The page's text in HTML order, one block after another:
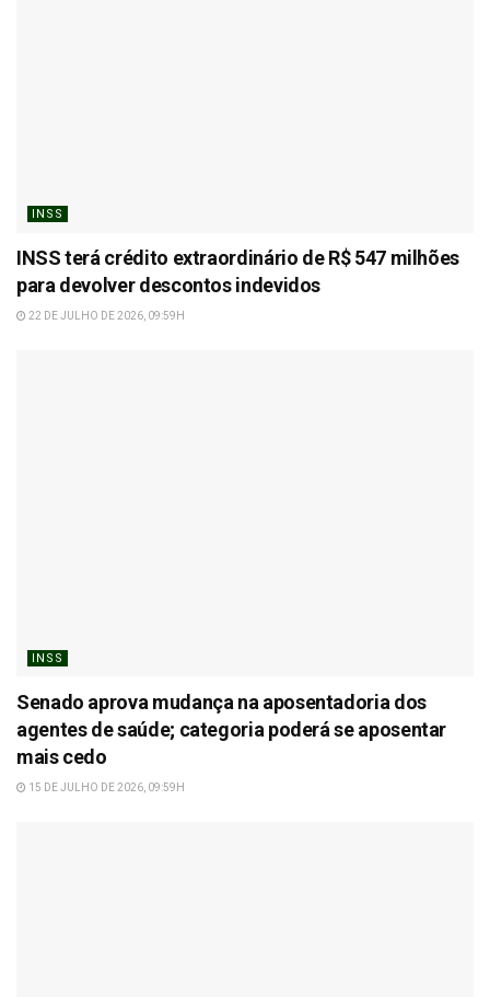
INSS
INSS terá crédito extraordinário de R$ 547 milhões
para devolver descontos indevidos
22 DE JULHO DE 2026, 09:59H
INSS
Senado aprova mudança na aposentadoria dos
agentes de saúde; categoria poderá se aposentar
mais cedo
15 DE JULHO DE 2026, 09:59H